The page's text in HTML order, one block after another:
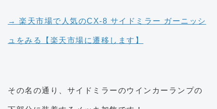
→ 楽天市場で人気のCX-8 サイドミラー ガーニッシ
ュをみる【楽天市場に遷移します】
その名の通り、サイドミラーのウインカーランプの